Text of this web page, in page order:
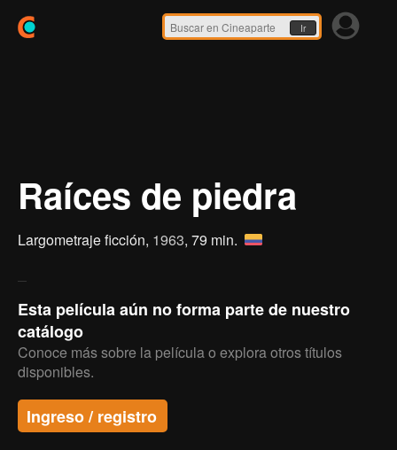
Ir
Raíces de piedra
Largometraje ficción, 1963, 79 min.
Esta película aún no forma parte de nuestro
catálogo
Conoce más sobre la película o explora otros títulos
disponibles.
Ingreso / registro